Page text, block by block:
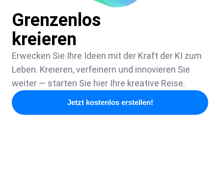
Grenzenlos
kreieren
Erwecken Sie Ihre Ideen mit der Kraft der KI zum
Leben. Kreieren, verfeinern und innovieren Sie
weiter — starten Sie hier Ihre kreative Reise.
Jetzt kostenlos erstellen!